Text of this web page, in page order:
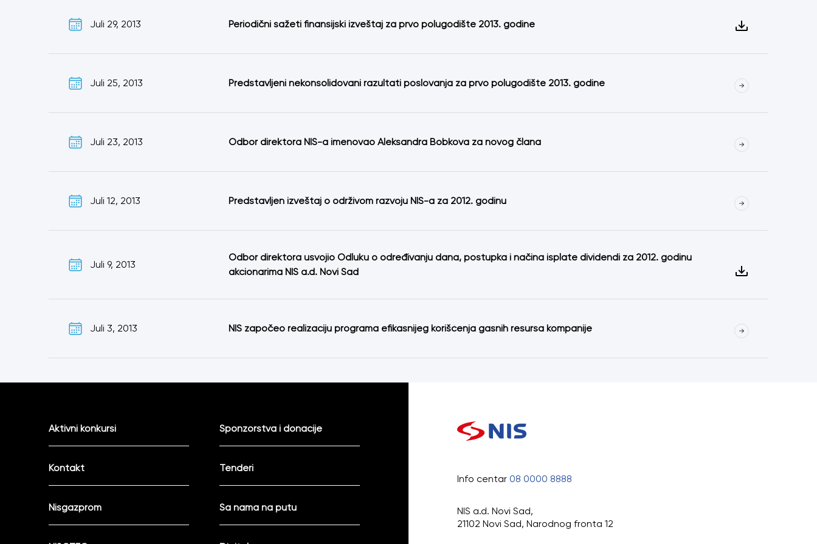
Juli 29, 2013 Periodični sažeti finansijski izveštaj za prvo polugodište 2013. godine
Juli 25, 2013 Predstavljeni nekonsolidovani razultati poslovanja za prvo polugodište 2013. godine
Juli 23, 2013 Odbor direktora NIS-a imenovao Aleksandra Bobkova za novog člana
Juli 12, 2013 Predstavljen izveštaj o održivom razvoju NIS-a za 2012. godinu
Juli 9, 2013
Odbor direktora usvojio Odluku o određivanju dana, postupka i načina isplate dividendi za 2012. godinu
akcionarima NIS a.d. Novi Sad
Juli 3, 2013 NIS započeo realizaciju programa efikasnijeg korišćenja gasnih resursa kompanije
Aktivni konkursi Sponzorstva i donacije
Kontakt Tenderi
Nisgazprom Sa nama na putu
Info centar 08 0000 8888
NIS a.d. Novi Sad,
21102 Novi Sad, Narodnog fronta 12